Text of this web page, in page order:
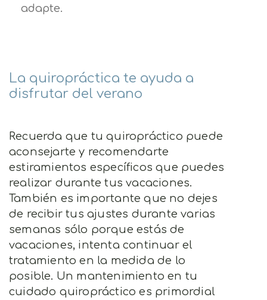
adapte.
La quiropráctica te ayuda a
disfrutar del verano
Recuerda que tu quiropráctico puede
aconsejarte y recomendarte
estiramientos específicos que puedes
realizar durante tus vacaciones.
También es importante que no dejes
de recibir tus ajustes durante varias
semanas sólo porque estás de
vacaciones, intenta continuar el
tratamiento en la medida de lo
posible. Un mantenimiento en tu
cuidado quiropráctico es primordial